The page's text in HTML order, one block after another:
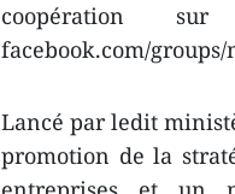
coopération
facebook.com/
Lancé par ledit
promotion de la